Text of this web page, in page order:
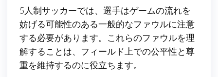
5人制サッカーでは、選手はゲームの流れを
妨げる可能性のある一般的なファウルに注意
する必要があります。これらのファウルを理
解することは、フィールド上での公平性と尊
重を維持するのに役立ちます。